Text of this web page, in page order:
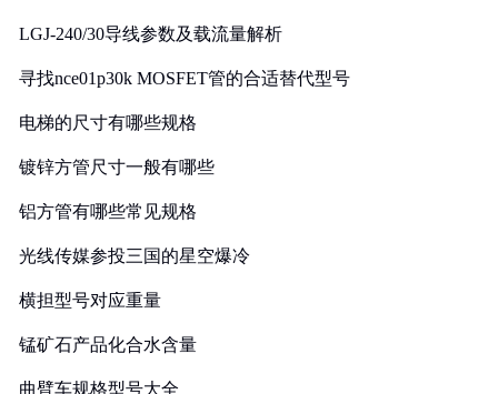
LGJ-240/30导线参数及载流量解析
寻找nce01p30k MOSFET管的合适替代型号
电梯的尺寸有哪些规格
镀锌方管尺寸一般有哪些
铝方管有哪些常见规格
光线传媒参投三国的星空爆冷
横担型号对应重量
锰矿石产品化合水含量
曲臂车规格型号大全